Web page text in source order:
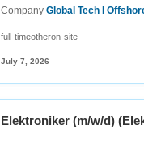
CompanyGlobal Tech I
full-timeotheron-site
July 7, 2026
Elektroniker (m/w/d)